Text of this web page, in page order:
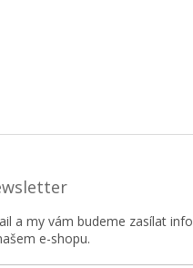
a my vám budeme zasílat
e-shopu.